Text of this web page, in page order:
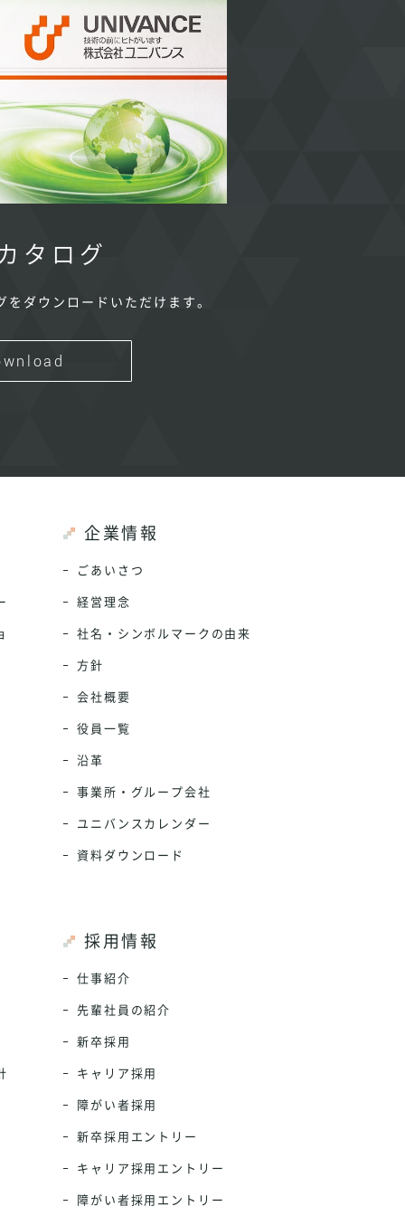
タログ
ダウンロードいただけます。
企業情報
ごあいさつ
経営理念
社名・シンボルマークの由来
方針
会社概要
役員一覧
沿革
事業所・グループ会社
ユニバンスカレンダー
資料ダウンロード
採用情報
仕事紹介
先輩社員の紹介
新卒採用
キャリア採用
障がい者採用
新卒採用エントリー
キャリア採用エントリー
障がい者採用エントリー